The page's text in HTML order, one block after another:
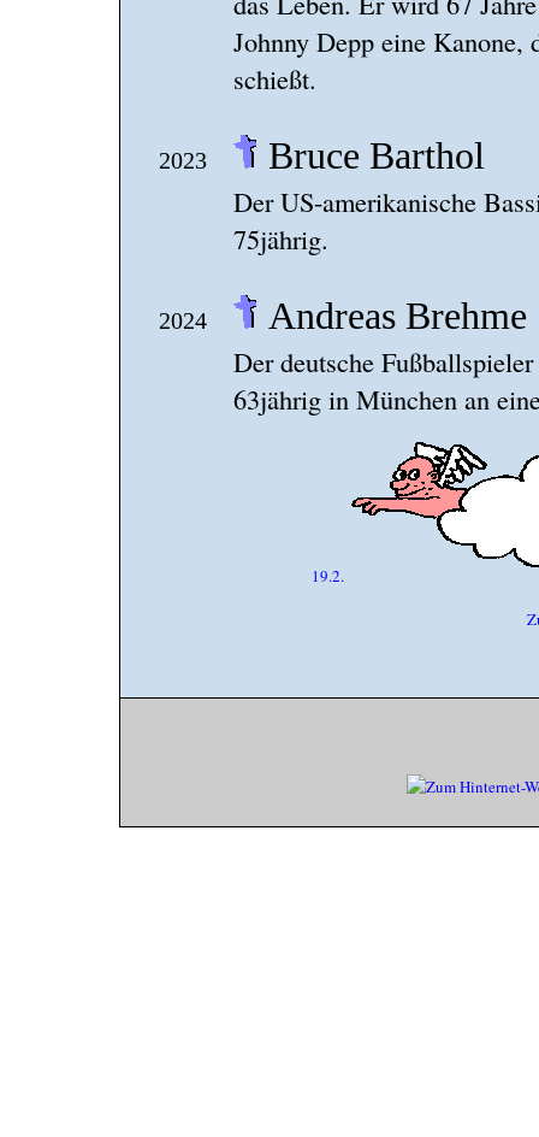
Johnny Depp eine
schießt.
2023 Bruce Barthol
Der US-amerikanische
75jährig.
2024 Andreas Brehme
Der deutsche
63jährig in München an
19.2.